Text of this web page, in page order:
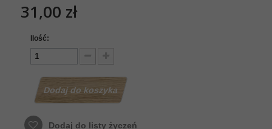
31,00 zł
Ilość:
Dodaj do koszyka
Dodaj do listy życzeń